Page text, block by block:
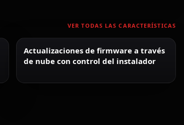
VER TODAS LAS CARACTERÍSTICAS
Actualizaciones de firmware a través
de nube con control del instalador